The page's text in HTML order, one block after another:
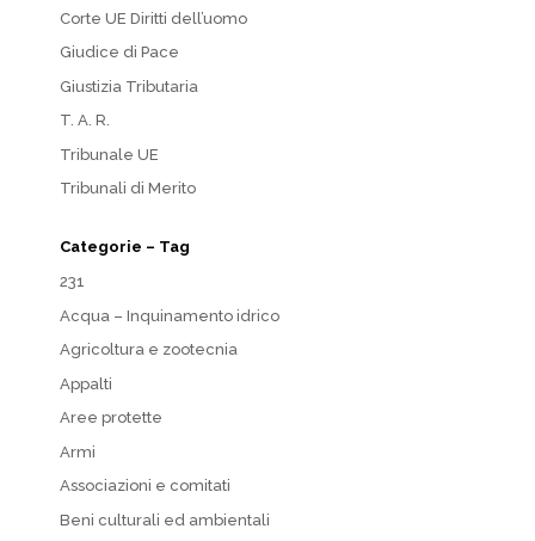
Corte UE Diritti dell’uomo
Giudice di Pace
Giustizia Tributaria
T. A. R.
Tribunale UE
Tribunali di Merito
Categorie – Tag
231
Acqua – Inquinamento idrico
Agricoltura e zootecnia
Appalti
Aree protette
Armi
Associazioni e comitati
Beni culturali ed ambientali